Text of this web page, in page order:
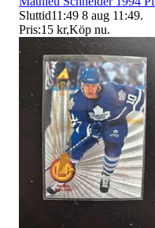
Sluttid11:49 8 aug 11:49.
Pris:15 kr,Köp nu.